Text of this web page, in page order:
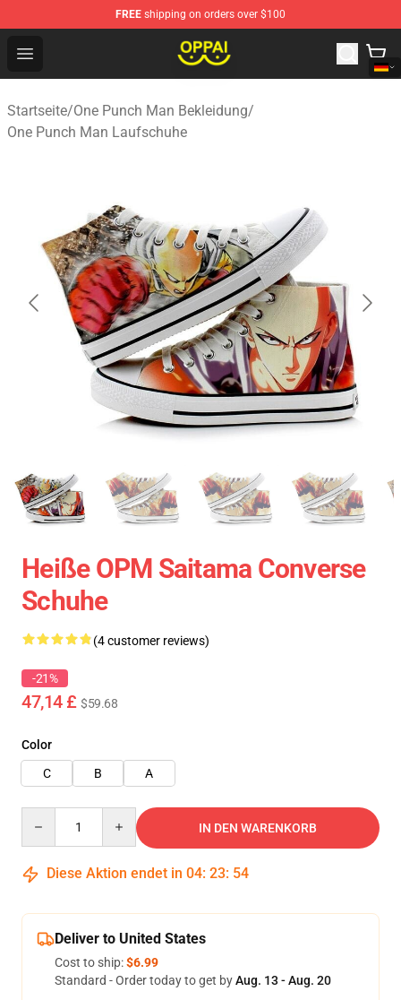
FREE shipping on orders over $100
Open menu
Oppai Store - Official Oppai Merchandise Shop
Startseite/One Punch Man Bekleidung/
One Punch Man Laufschuhe
Heiße OPM Saitama Converse
Schuhe
(4 customer reviews)
-21%
47,14 £ $59.68
Color
C
B A
IN DEN WARENKORB
Diese Aktion endet in 04: 23: 54
Deliver to United States
Cost to ship:$6.99
Standard - Order today to get byAug. 13 - Aug. 20